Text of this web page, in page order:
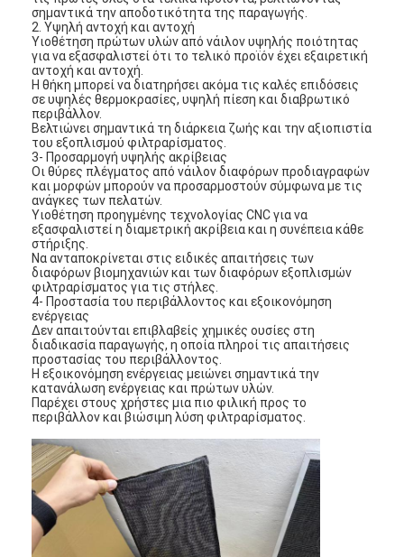
Φίλτρο τσεπών που κατασκευάζει τη μηχανή
Αυτόματη μηχανή καρφώματος
Ημι αυτόματη μηχανή καρφώματος
Οξυγονοκολλητής πλαισίων
Φίλτρα Hepa κλιματισμού
φίλτρα εξαγνιστών αέρα
Φίλτρο τσαντών αργιλίου
Φίλτρο τσαντών σκόνης
Origami που διπλώνει τη μηχανή
υπερηχητική ράβοντας μηχανή
Φίλτρο τσαντών Hepa
σημαντικά την αποδοτικότητα της παραγωγής.
2. Υψηλή αντοχή και αντοχή
Υιοθέτηση πρώτων υλών από νάιλον υψηλής ποιότητας
για να εξασφαλιστεί ότι το τελικό προϊόν έχει εξαιρετική
αντοχή και αντοχή.
Η θήκη μπορεί να διατηρήσει ακόμα τις καλές επιδόσεις
σε υψηλές θερμοκρασίες, υψηλή πίεση και διαβρωτικό
περιβάλλον.
Βελτιώνει σημαντικά τη διάρκεια ζωής και την αξιοπιστία
του εξοπλισμού φιλτραρίσματος.
3- Προσαρμογή υψηλής ακρίβειας
Οι θύρες πλέγματος από νάιλον διαφόρων προδιαγραφών
και μορφών μπορούν να προσαρμοστούν σύμφωνα με τις
ανάγκες των πελατών.
Υιοθέτηση προηγμένης τεχνολογίας CNC για να
εξασφαλιστεί η διαμετρική ακρίβεια και η συνέπεια κάθε
στήριξης.
Να ανταποκρίνεται στις ειδικές απαιτήσεις των
διαφόρων βιομηχανιών και των διαφόρων εξοπλισμών
φιλτραρίσματος για τις στήλες.
4- Προστασία του περιβάλλοντος και εξοικονόμηση
ενέργειας
Δεν απαιτούνται επιβλαβείς χημικές ουσίες στη
διαδικασία παραγωγής, η οποία πληροί τις απαιτήσεις
προστασίας του περιβάλλοντος.
Η εξοικονόμηση ενέργειας μειώνει σημαντικά την
κατανάλωση ενέργειας και πρώτων υλών.
Παρέχει στους χρήστες μια πιο φιλική προς το
περιβάλλον και βιώσιμη λύση φιλτραρίσματος.